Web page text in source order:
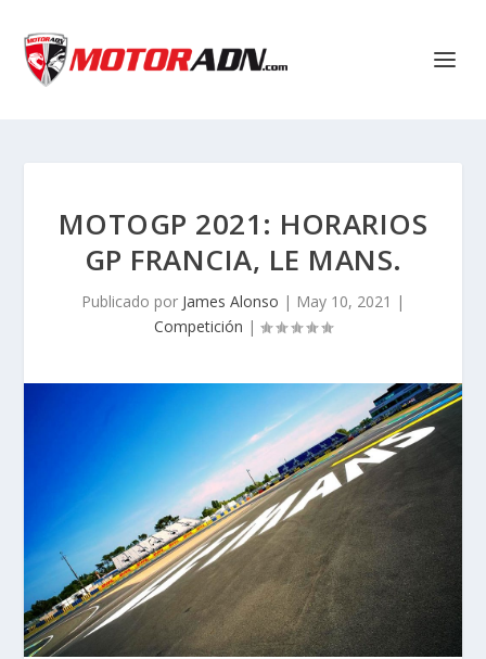
MOTOGP 2021: HORARIOS
GP FRANCIA, LE MANS.
Publicado por James Alonso | May 10, 2021 |
Competición |